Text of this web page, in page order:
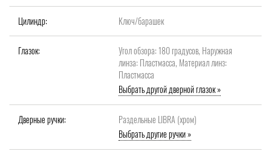
Цилиндр: Ключ/барашек
Глазок:
Угол обзора: 180 градусов, Наружная
линза: Пластмасса, Материал линз:
Пластмасса
Выбрать другой дверной глазок »
Дверные ручки:
Раздельные LIBRA (хром)
Выбрать другие ручки »